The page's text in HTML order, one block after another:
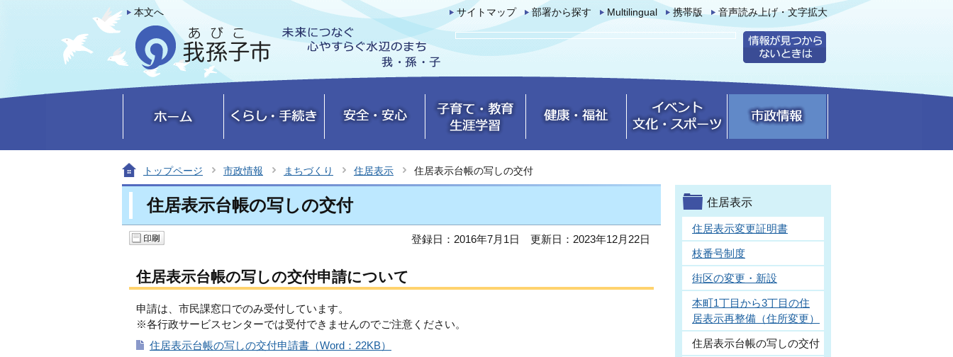
本文へ サイトマップ 部署から探す Multilingual 携帯版 音声読み上げ・文字拡大
トップページ 市政情報 まちづくり 住居表示 住居表示台帳の写しの交付
住居表示台帳の写しの交付
登録日：2016年7月1日 更新日：2023年12月22日
住居表示台帳の写しの交付申請について
申請は、市民課窓口でのみ受付しています。
※各行政サービスセンターでは受付できませんのでご注意ください。
住居表示台帳の写しの交付申請書（Word：22KB）
住居表示
住居表示変更証明書
枝番号制度
街区の変更・新設
本町1丁目から3丁目の住
居表示再整備（住所変更）
住居表示台帳の写しの交付